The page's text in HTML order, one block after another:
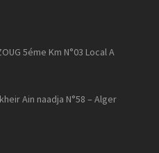
5éme Km N°03 Local A
Ain naadja N°58 – Alger